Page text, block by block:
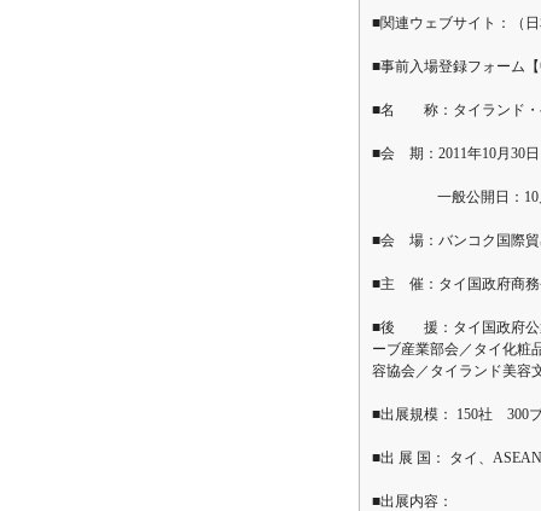
■関連ウェブサイト：（
■事前入場登録フォーム
■名 称：タイランド・ヘ
■会 期：2011年10月30
一般公開日：10月30
■会 場：バンコク国際
■主 催：タイ国政府商
■後 援：タイ国政府公衆
ーブ産業部会／タイ化粧
容協会／タイランド美容
■出展規模： 150社
■出 展 国： タイ、
■出展内容：